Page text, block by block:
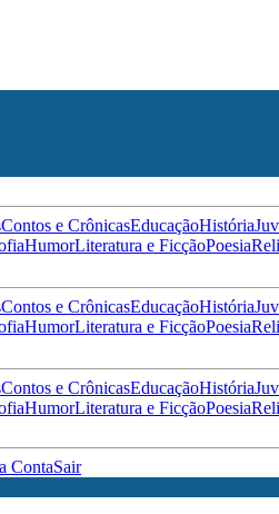
Contos e CrônicasEducaçãoHistória
HumorLiteratura e FicçãoPoesia
Contos e CrônicasEducaçãoHistória
HumorLiteratura e FicçãoPoesia
Contos e CrônicasEducaçãoHistória
HumorLiteratura e FicçãoPoesia
ContaSair